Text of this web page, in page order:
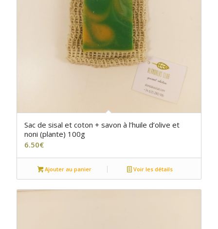
Sac de sisal et coton + savon à l’huile d’olive et
noni (plante) 100g
6.50€
Ajouter au panier Voir les détails